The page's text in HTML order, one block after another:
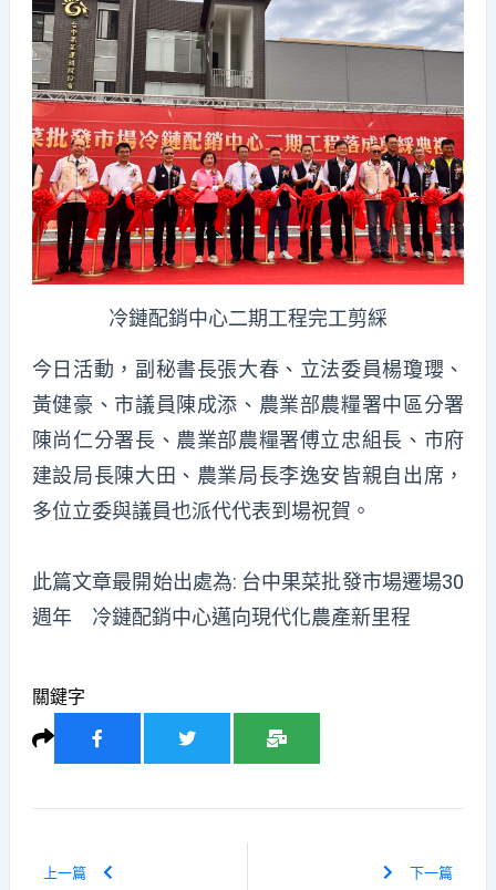
冷鏈配銷中心二期工程完工剪綵
今日活動，副秘書長張大春、立法委員楊瓊瓔、
黃健豪、市議員陳成添、農業部農糧署中區分署
陳尚仁分署長、農業部農糧署傅立忠組長、市府
建設局長陳大田、農業局長李逸安皆親自出席，
多位立委與議員也派代代表到場祝賀。
此篇文章最開始出處為: 台中果菜批發市場遷場30
週年 冷鏈配銷中心邁向現代化農產新里程
關鍵字
上一篇 下一篇